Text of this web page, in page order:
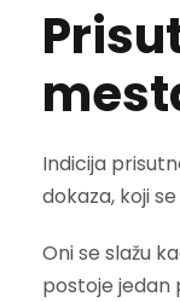
Indicija
dokaza, koji se
Oni se slažu
postoje jedan